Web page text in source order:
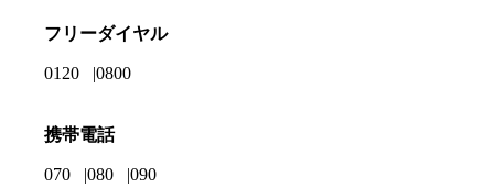
フリーダイヤル
0120 0800
携帯電話
070 080 090